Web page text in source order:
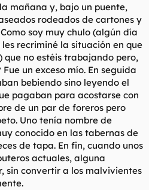
mañana y, bajo un puente,
rodeados de cartones y
soy muy chulo (algún día
recriminé la situación en que
que no estéis trabajando pero,
un exceso mío. En seguida
bebiendo sino leyendo el
pagaban para acostarse con
de un par de foreros pero
Uno tenía nombre de
conocido en las tabernas de
de tapa. En fin, cuando unos
actuales, alguna
sin convertir a los malvivientes